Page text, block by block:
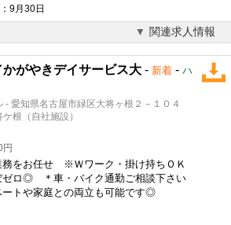
9月30日
関連求人情報
かがやきデイサービス大 - 新着 - ハ
- 愛知県名古屋市緑区大将ヶ根２－１０４
根（自社施設）
円
務をお任せ ※Ｗワーク・ 掛け持ち ＯＫ
ゼロ◎ ＊車・バイク通勤ご相談下さい
ートや家庭との両立も可能です◎